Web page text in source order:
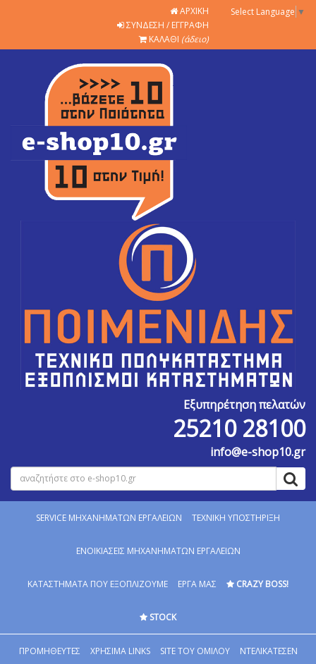
Select Language ▼
ΑΡΧΙΚΗ
ΣΥΝΔΕΣΗ / ΕΓΓΡΑΦΗ
ΚΑΛΑΘΙ (άδειο)
Εξυπηρέτηση πελατών
25210 28100
info@e-shop10.gr
SERVICE MΗΧΑΝΗΜΑΤΩΝ ΕΡΓΑΛΕΙΩΝ ΤΕΧΝΙΚΗ ΥΠΟΣΤΗΡΙΞΗ
ΕΝΟΙΚΙΑΣΕΙΣ ΜΗΧΑΝΗΜΑΤΩΝ ΕΡΓΑΛΕΙΩΝ
ΚΑΤΑΣΤΗΜΑΤΑ ΠΟΥ ΕΞΟΠΛΙΖΟΥΜΕ ΕΡΓΑ ΜΑΣ CRAZY BOSS!
STOCK
ΠΡΟΜΗΘΕΥΤΕΣ ΧΡΗΣΙΜΑ LINKS SITE ΤΟΥ ΟΜΙΛΟΥ ΝΤΕΛΙΚΑΤΕΣΕΝ